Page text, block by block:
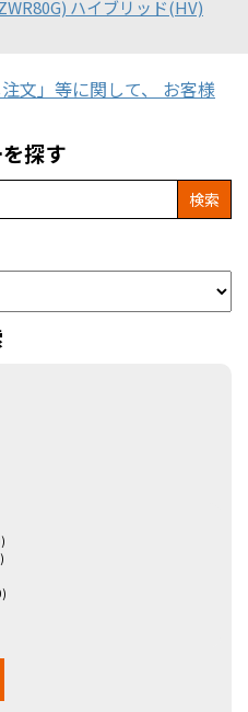
ハイブリッド(HV)
文」等に関して、 お客様
探す